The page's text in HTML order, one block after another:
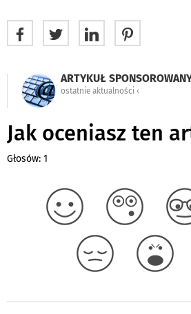
ARTYKUŁ
ostatnie aktualności ‹
Jak oceniasz ten
Głosów: 1